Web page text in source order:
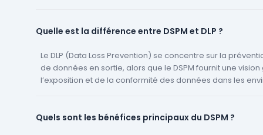
Quelle est la différence entre DSPM et DLP ?
Le DLP (Data Loss Prevention) se concentre sur la
de données en sortie, alors que le DSPM fournit une
l’exposition et de la conformité des données dans les
Quels sont les bénéfices principaux du DSPM ?